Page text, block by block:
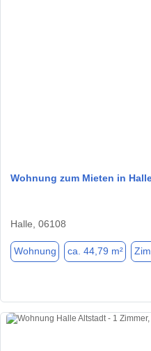
Wohnung zum Mieten in
Halle, 06108
Wohnung ca. 44,79 m²